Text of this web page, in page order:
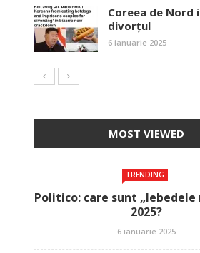
Coreea de Nord
divorțul
6 ianuarie 2025
MOST VIEWED
TRENDING
Politico: care sunt „lebedele
2025?
6 ianuarie 2025